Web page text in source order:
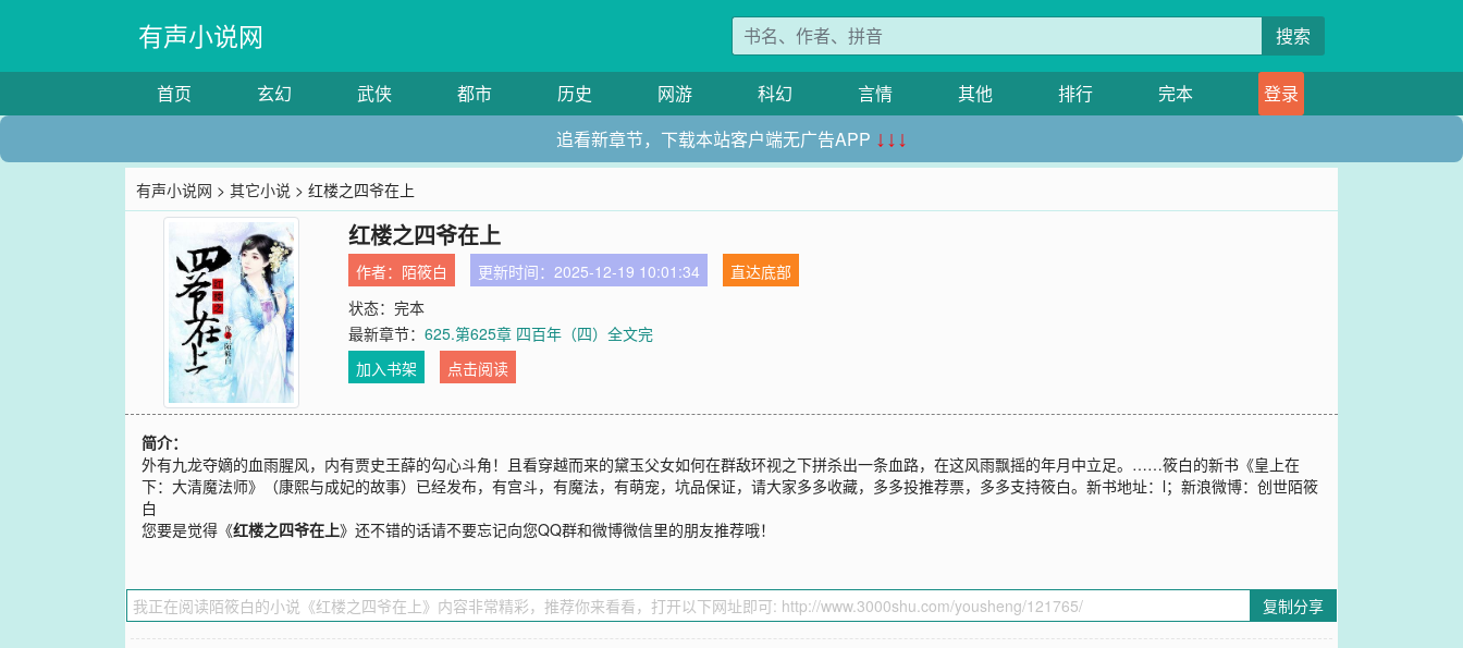
有声小说网 搜索
首页 玄幻 武侠 都市 历史 网游 科幻 言情 其他 排行 完本
登录
追看新章节，下载本站客户端无广告APP ↓↓↓
有声小说网 >其它小说 > 红楼之四爷在上
红楼之四爷在上
作者： 陌筱白 更新时间：2025-12-19 10:01:34
直达底部
状态：完本
最新章节：625.第625章 四百年（四）全文完
加入书架
点击阅读
简介：
外有九龙夺嫡的血雨腥风，内有贾史王薛的勾心斗角！且看穿越而来的黛玉父女如何在群敌环视之下拼杀出一条血路，在这风雨飘摇的年月中立足。……筱白的新书《皇上在
下：大清魔法师》（康熙与成妃的故事）已经发布，有宫斗，有魔法，有萌宠，坑品保证，请大家多多收藏，多多投推荐票，多多支持筱白。新书地址：l；新浪微博：创世陌筱
白
您要是觉得《红楼之四爷在上》还不错的话请不要忘记向您QQ群和微博微信里的朋友推荐哦！
复制分享